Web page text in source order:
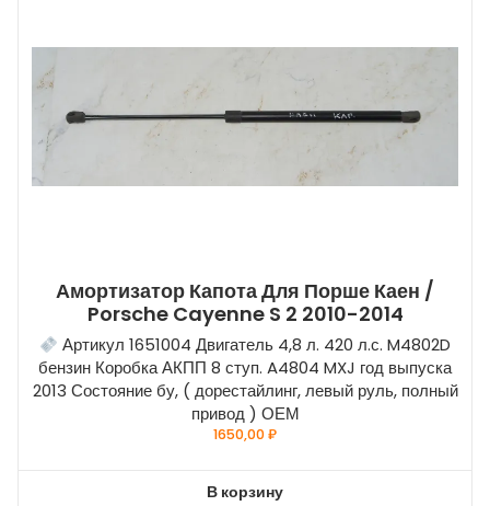
Амортизатор Капота Для Порше Каен /
Porsche Cayenne S 2 2010-2014
Артикул 1651004 Двигатель 4,8 л. 420 л.с. M4802D
бензин Коробка АКПП 8 ступ. A4804 MXJ год выпуска
2013 Состояние бу, ( дорестайлинг, левый руль, полный
привод ) ОЕМ
1650,00₽
В корзину